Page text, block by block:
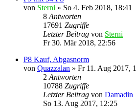
von Sterni » So 4. Feb 2018, 18:41
8 Antworten
17691 Zugriffe
Letzter Beitrag von Sterni
Fr 30. Mär 2018, 22:56
P8 Kauf, Abgasnorm
von Quazzalan » Fr 11. Aug 2017,
2 Antworten
10788 Zugriffe
Letzter Beitrag von Damadin
So 13. Aug 2017, 12:25